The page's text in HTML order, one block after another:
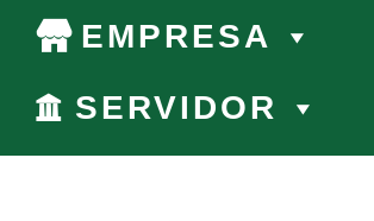
EMPRESA
SERVIDOR